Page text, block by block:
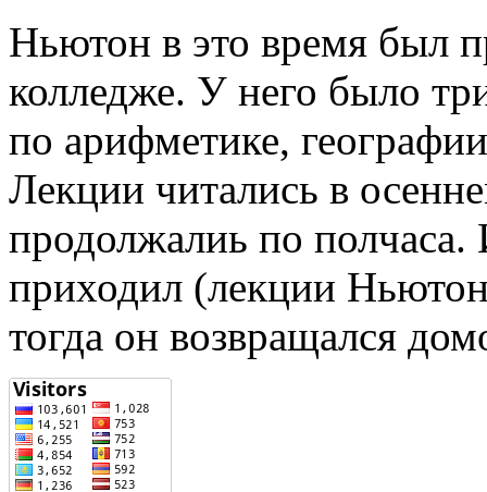
Ньютон в это время был
колледже. У него было
по арифметике,
Лекции читались в
продолжалиь по полчаса.
приходил (лекции
тогда он возвращался